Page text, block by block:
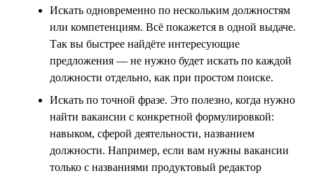
Искать одновременно по нескольким должностям
или компетенциям. Всё покажется в одной выдаче.
Так вы быстрее найдёте интересующие
предложения — не нужно будет искать по каждой
должности отдельно, как при простом поиске.
Искать по точной фразе. Это полезно, когда нужно
найти вакансии с конкретной формулировкой:
навыком, сферой деятельности, названием
должности. Например, если вам нужны вакансии
только с названиями продуктовый редактор